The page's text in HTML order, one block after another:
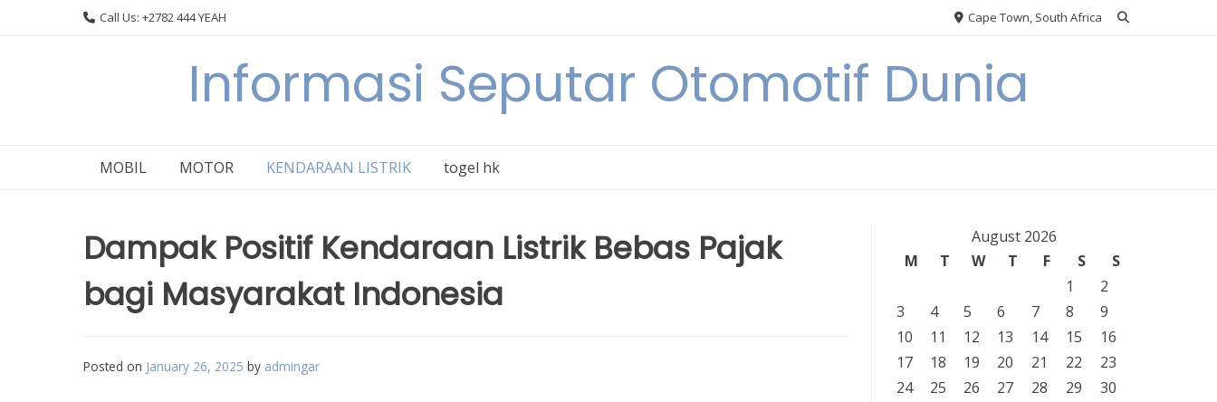
Call Us: +2782 444 YEAH Cape Town, South Africa
Informasi Seputar Otomotif Dunia
MOBIL MOTOR KENDARAAN LISTRIK togel hk
Dampak Positif Kendaraan Listrik Bebas Pajak
bagi Masyarakat Indonesia
Posted on January 26, 2025 by admingar
August 2026
M
T W T F S
S
1
2
3
4 5 6 7 8
9
10
11 12 13 14 15
16
17
18 19 20 21 22
23
24
25 26 27 28 29
30